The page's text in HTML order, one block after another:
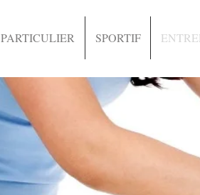
PARTICULIER SPORTIF